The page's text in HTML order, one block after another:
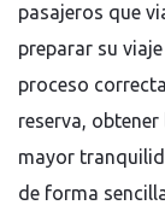
pasajeros que
preparar su
proceso
reserva,
mayor
de forma